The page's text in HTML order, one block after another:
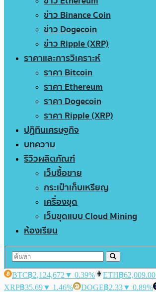
ข่าว Binance Coin
ข่าว Dogecoin
ข่าว Ripple (XRP)
ราคาและการวิเคราะห์
ราคา Bitcoin
ราคา Ethereum
ราคา Dogecoin
ราคา Ripple (XRP)
ปฏิทินเศรษฐกิจ
บทความ
รีวิวผลิตภัณฑ์
เว็บซื้อขาย
กระเป๋าเก็บเหรียญ
เครื่องขุด
เว็บขุดแบบ Cloud Mining
ห้องเรียน
BTC฿2,124,672 ▼ 0.39% ETH฿62,009.00
XRP฿35.69▼ 1.46% DOGE฿2.33▼ 0.89%